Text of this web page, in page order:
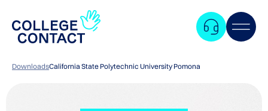
DownloadsCalifornia State Polytechnic University Pomona